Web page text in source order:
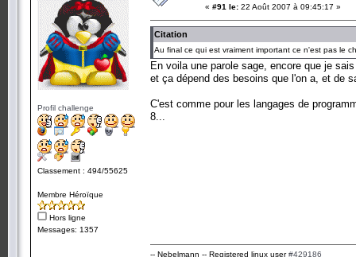
Profil challenge
Classement : 494/55625
Membre Héroïque
Hors ligne
Messages: 1357
« #91 le: 22 Août 2007 à 09:45:17 »
Citation
Au final ce qui est vraiment important ce n'est pas le
En voila une parole sage, encore que je
et ça dépend des besoins que l'on a, et de
C'est comme pour les langages de
8...
-- Nebelmann -- Registered linux user#429186